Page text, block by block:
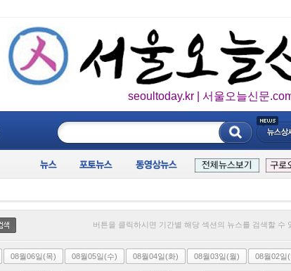
seoultoday.kr | 서울오늘신문
버튼을 클릭하시면 기간별 해당 섹션의 뉴스를 검색할 수
08월06일(목) 08월05일(수) 08월04일(화) 08월03일(월) 08월02일